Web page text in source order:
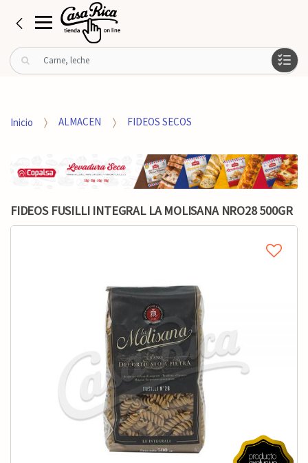
B
u
rInicio ALMACEN FIDEOS SECOS
FIDEOS FUSILLI INTEGRAL LA MOLISANA NRO28 500GR